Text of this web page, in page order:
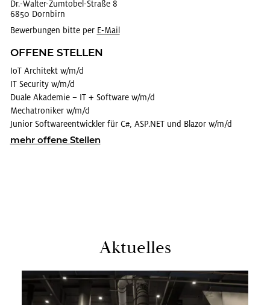
Dr.-Wal­ter-Zum­to­bel-Stra­ße 8
6850 Dorn­birn
Bewerbungen bitte per E-Mail
OF­FE­NE STEL­LEN
IoT Ar­chi­tekt w/m/d
IT Se­cu­ri­ty w/m/d
Duale Aka­de­mie – IT + Soft­ware w/m/d
Me­cha­tro­ni­ker w/m/d
Ju­ni­or Soft­ware­ent­wick­ler für C#, ASP.​NET und Bla­zor w/m/d
mehr of­fe­ne Stel­len
Ak­tu­el­les